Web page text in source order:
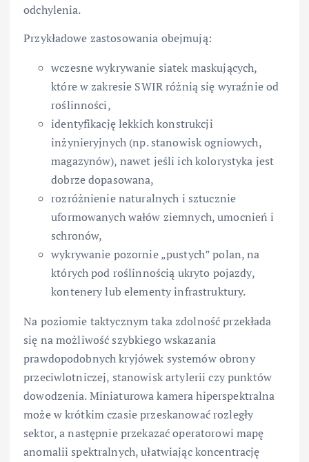
odchylenia.
Przykładowe zastosowania obejmują:
wczesne wykrywanie siatek maskujących,
które w zakresie SWIR różnią się wyraźnie od
roślinności,
identyfikację lekkich konstrukcji
inżynieryjnych (np. stanowisk ogniowych,
magazynów), nawet jeśli ich kolorystyka jest
dobrze dopasowana,
rozróżnienie naturalnych i sztucznie
uformowanych wałów ziemnych, umocnień i
schronów,
wykrywanie pozornie „pustych” polan, na
których pod roślinnością ukryto pojazdy,
kontenery lub elementy infrastruktury.
Na poziomie taktycznym taka zdolność przekłada
się na możliwość szybkiego wskazania
prawdopodobnych kryjówek systemów obrony
przeciwlotniczej, stanowisk artylerii czy punktów
dowodzenia. Miniaturowa kamera hiperspektralna
może w krótkim czasie przeskanować rozległy
sektor, a następnie przekazać operatorowi mapę
anomalii spektralnych, ułatwiając koncentrację